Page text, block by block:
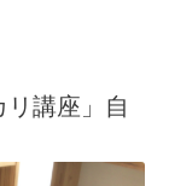
講座」自